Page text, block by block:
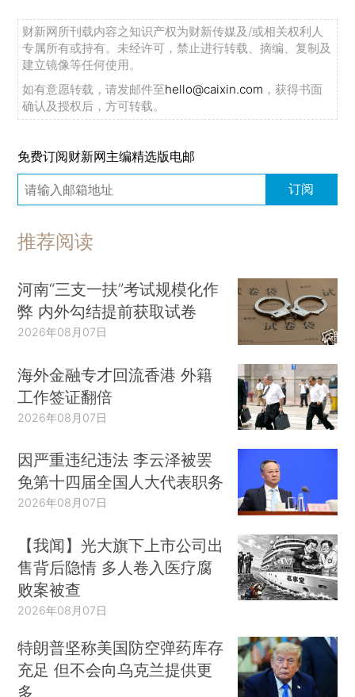
财新网所刊载内容之知识产权为财新传媒及/或相关权利人
专属所有或持有。未经许可，禁止进行转载、摘编、复制及
建立镜像等任何使用。
如有意愿转载，请发邮件至hello@caixin.com ，获得书面
确认及授权后，方可转载。
免费订阅财新网主编精选版电邮
订阅
推荐阅读
河南“三支一扶”考试规模化作
弊 内外勾结提前获取试卷
2026年08月07日
海外金融专才回流香港 外籍
工作签证翻倍
2026年08月07日
因严重违纪违法 李云泽被罢
免第十四届全国人大代表职务
2026年08月07日
【我闻】光大旗下上市公司出
售背后隐情 多人卷入医疗腐
败案被查
2026年08月07日
特朗普坚称美国防空弹药库存
充足 但不会向乌克兰提供更
多